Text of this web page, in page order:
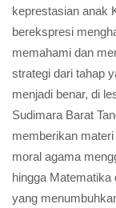
keprestasian anak
berekspresi
memahami dan
strategi dari tahap
menjadi benar, di
Sudimara Barat
memberikan
moral agama
hingga Matematika
yang